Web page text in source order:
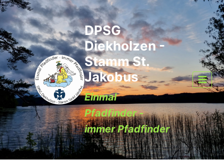
Zum
Inhalt
springen
DPSG
Diekholzen -
Stamm St.
Jakobus
Einmal
Pfadfinder -
immer Pfadfinder